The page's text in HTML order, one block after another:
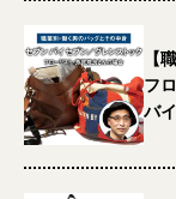
【
フ
バ